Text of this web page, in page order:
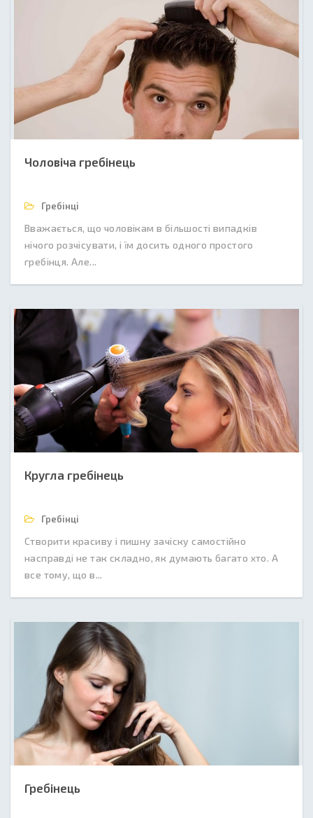
Чоловіча гребінець
Гребінці
Вважається, що чоловікам в більшості випадків
нічого розчісувати, і їм досить одного простого
гребінця. Але...
Кругла гребінець
Гребінці
Створити красиву і пишну зачіску самостійно
насправді не так складно, як думають багато хто. А
все тому, що в...
Гребінець